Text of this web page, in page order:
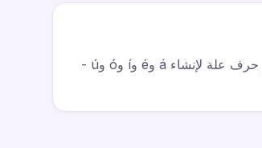
مفتاح ´ هو مفتاح ميت لإنشاء الأحرف المصحوبة بعلامات. اضغط على ´ ثم حرف علة لإنشاء á وé وí وó وú -